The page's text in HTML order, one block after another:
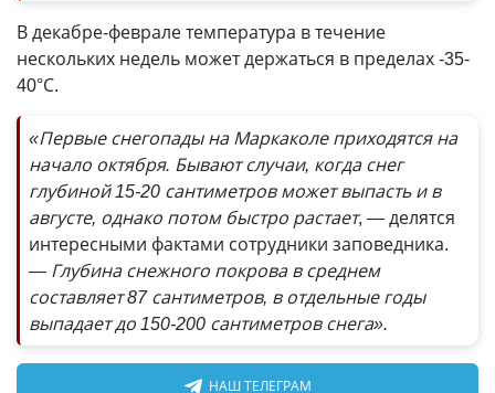
В декабре-феврале температура в течение
нескольких недель может держаться в пределах -35-
40°С.
«Первые снегопады на Маркаколе приходятся на
начало октября. Бывают случаи, когда снег
глубиной 15-20 сантиметров может выпасть и в
августе, однако потом быстро растает, — делятся
интересными фактами сотрудники заповедника.
— Глубина снежного покрова в среднем
составляет 87 сантиметров, в отдельные годы
выпадает до 150-200 сантиметров снега».
НАШ ТЕЛЕГРАМ